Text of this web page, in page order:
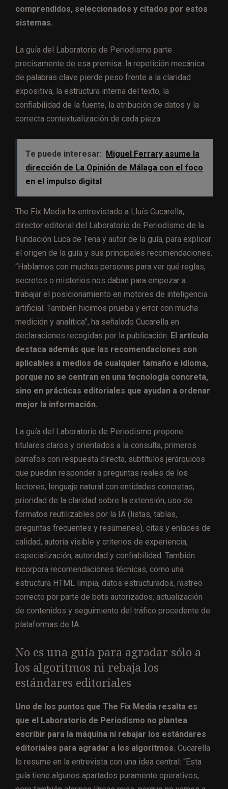
comprendidos, seleccionados y citados por estos
sistemas.
La guía del Laboratorio de Periodismo parte
precisamente de esa premisa: la repetición mecánica
de palabras clave pierde peso frente a la claridad
expositiva, la estructura interna del texto, la
confiabilidad de la fuente, la atribución de datos y la
correcta contextualización de cada pieza.
Te puede interesar:
Miguel Ferrary asume la
dirección de La Opinión de Málaga con el foco
en el impulso digital
The Fix Media ha entrevistado a Lluís Cucarella,
director editorial del Laboratorio de Periodismo de la
Fundación Luca de Tena y autor de la guía, para explicar
el origen de la guía y sus principales recomendaciones.
“Hablamos con muchas personas para ver qué reglas,
secretos o misterios nos daban para empezar a
trabajar el posicionamiento en motores de inteligencia
artificial. También hicimos prueba y error con mucha
medición y analítica”, ha señalado Cucarella en
declaraciones recogidas por la publicación. El artículo
destaca además que las recomendaciones son
aplicables a medios de cualquier tamaño e idioma,
porque no se centran en una tecnología concreta,
sino en prácticas editoriales que ayudan a ordenar
mejor la información.
La guía del Laboratorio de Periodismo propone
titulares claros y orientados a la consulta, primeros
párrafos con respuesta directa, subtítulos jerárquicos
que puedan responder a preguntas reales de los
lectores, lenguaje natural con entidades concretas,
prioridad de la claridad sobre la extensión, uso de
formatos reutilizables por la IA (listas, tablas,
preguntas frecuentes y resúmenes), citas y enlaces de
calidad, autoría visible y criterios de experiencia,
especialización, autoridad y confiabilidad. También
incorpora recomendaciones técnicas, como una
estructura HTML limpia, datos estructurados, rastreo
correcto por parte de bots autorizados, actualización
de contenidos y seguimiento del tráfico procedente de
plataformas de IA.
No es una guía para agradar sólo a
los algoritmos ni rebaja los
estándares editoriales
Uno de los puntos que The Fix Media resalta es
que el Laboratorio de Periodismo no plantea
escribir para la máquina ni rebajar los estándares
editoriales para agradar a los algoritmos. Cucarella
lo resume en la entrevista con una idea central: “Esta
guía tiene algunos apartados puramente operativos,